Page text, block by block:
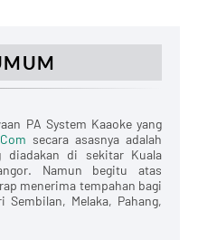
PA System Kaaoke yang
secara asasnya adalah
diadakan di sekitar Kuala
Namun begitu atas
menerima tempahan bagi
Melaka, Pahang,
Hubungi Kami